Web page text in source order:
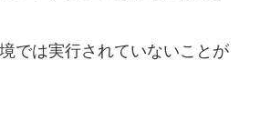
では実行されていないことが